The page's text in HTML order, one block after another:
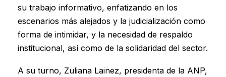
su trabajo informativo, enfatizando en los
escenarios más alejados y la judicialización como
forma de intimidar, y la necesidad de respaldo
institucional, así como de la solidaridad del sector.
A su turno, Zuliana Lainez, presidenta de la ANP,